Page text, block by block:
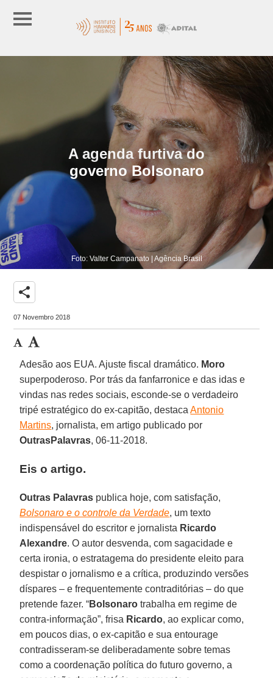
A agenda furtiva do
governo Bolsonaro
Foto: Valter Campanato | Agência Brasil
share
07 Novembro 2018
Adesão aos EUA. Ajuste fiscal dramático. Moro
superpoderoso. Por trás da fanfarronice e das idas e
vindas nas redes sociais, esconde-se o verdadeiro
tripé estratégico do ex-capitão, destacaAntonio
Martins, jornalista, em artigo publicado por
OutrasPalavras, 06-11-2018.
Eis o artigo.
Outras Palavras publica hoje, com satisfação,
Bolsonaro e o controle da Verdade, um texto
indispensável do escritor e jornalista Ricardo
Alexandre. O autor desvenda, com sagacidade e
certa ironia, o estratagema do presidente eleito para
despistar o jornalismo e a crítica, produzindo versões
díspares – e frequentemente contraditórias – do que
pretende fazer. “Bolsonaro trabalha em regime de
contra-informação”, frisa Ricardo, ao explicar como,
em poucos dias, o ex-capitão e sua entourage
contradisseram-se deliberadamente sobre temas
como a coordenação política do futuro governo, a